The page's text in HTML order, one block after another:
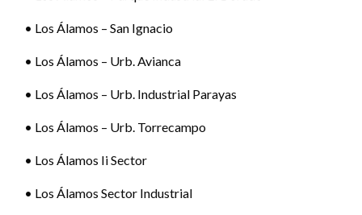
• Los Álamos – San Ignacio
• Los Álamos – Urb. Avianca
• Los Álamos – Urb. Industrial Parayas
• Los Álamos – Urb. Torrecampo
• Los Álamos Ii Sector
• Los Álamos Sector Industrial